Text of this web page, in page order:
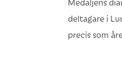
deltagare i
precis som